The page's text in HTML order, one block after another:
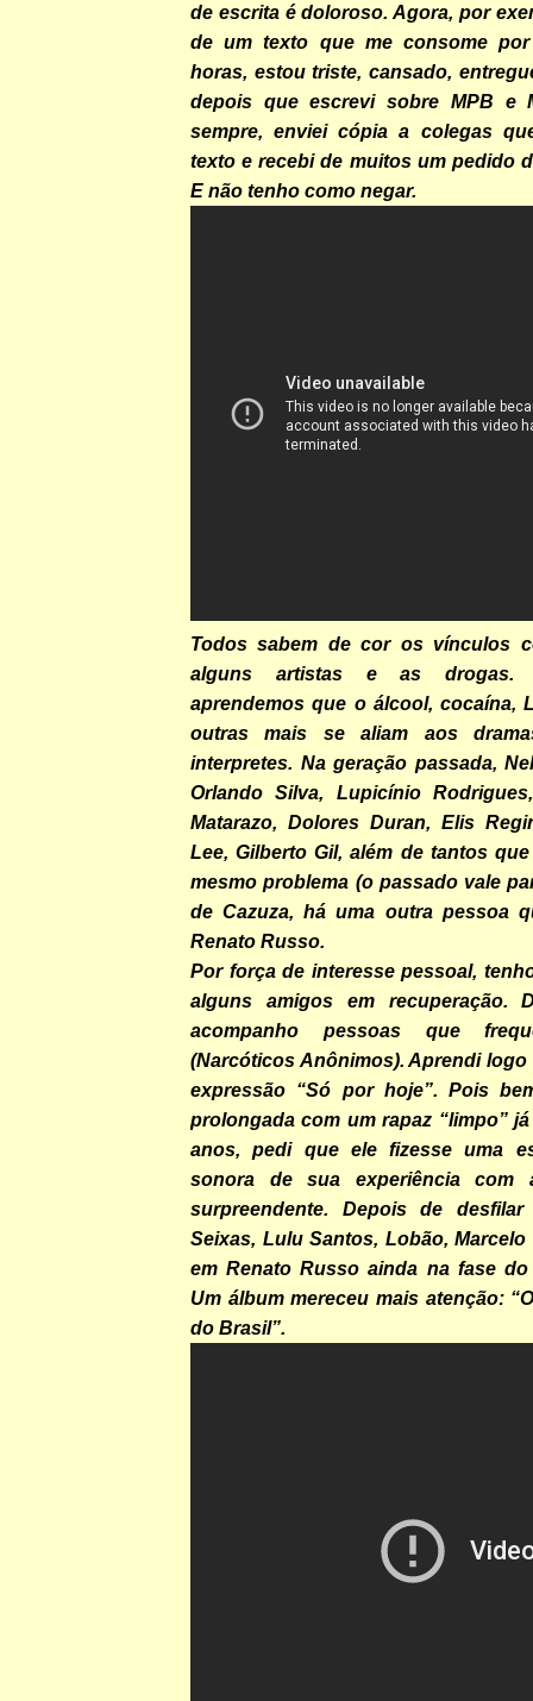
de escrita é doloroso. Agora, por
de um texto que me consome
horas, estou triste, cansado,
depois que escrevi sobre MPB e
sempre, enviei cópia a colegas
texto e recebi de muitos um pedido
E não tenho como negar.
Todos sabem de cor os vínculos
alguns artistas e as drogas.
aprendemos que o álcool, cocaína,
outras mais se aliam aos
interpretes. Na geração passada,
Orlando Silva, Lupicínio
Matarazo, Dolores Duran, Elis
Lee, Gilberto Gil, além de tantos
mesmo problema (o passado vale
de Cazuza, há uma outra pessoa
Renato Russo.
Por força de interesse pessoal,
alguns amigos em recuperação.
acompanho pessoas que
(Narcóticos Anônimos). Aprendi
expressão “Só por hoje”. Pois
prolongada com um rapaz “limpo”
anos, pedi que ele fizesse uma
sonora de sua experiência com
surpreendente. Depois de
Seixas, Lulu Santos, Lobão,
em Renato Russo ainda na fase do
Um álbum mereceu mais atenção:
do Brasil”.